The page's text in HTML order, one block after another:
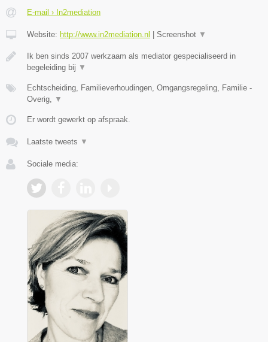
E-mail › In2mediation
Website: http://www.in2mediation.nl Screenshot ▼
Ik ben sinds 2007 werkzaam als mediator gespecialiseerd in
begeleiding bij ▼
Echtscheiding, Familieverhoudingen, Omgangsregeling, Familie -
Overig,
▼
Er wordt gewerkt op afspraak.
Laatste tweets ▼
Sociale media: